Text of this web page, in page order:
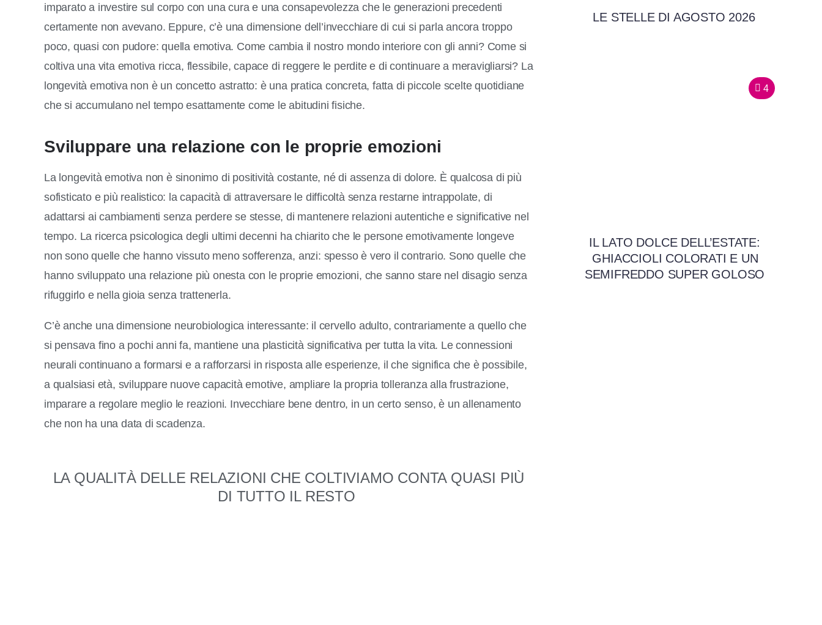
imparato a investire sul corpo con una cura e una consapevolezza che le generazioni precedenti
certamente non avevano. Eppure, c’è una dimensione dell’invecchiare di cui si parla ancora troppo
poco, quasi con pudore: quella emotiva. Come cambia il nostro mondo interiore con gli anni? Come si
coltiva una vita emotiva ricca, flessibile, capace di reggere le perdite e di continuare a meravigliarsi? La
longevità emotiva non è un concetto astratto: è una pratica concreta, fatta di piccole scelte quotidiane
che si accumulano nel tempo esattamente come le abitudini fisiche.
Sviluppare una relazione con le proprie emozioni
La longevità emotiva non è sinonimo di positività costante, né di assenza di dolore. È qualcosa di più
sofisticato e più realistico: la capacità di attraversare le difficoltà senza restarne intrappolate, di
adattarsi ai cambiamenti senza perdere se stesse, di mantenere relazioni autentiche e significative nel
tempo. La ricerca psicologica degli ultimi decenni ha chiarito che le persone emotivamente longeve
non sono quelle che hanno vissuto meno sofferenza, anzi: spesso è vero il contrario. Sono quelle che
hanno sviluppato una relazione più onesta con le proprie emozioni, che sanno stare nel disagio senza
rifuggirlo e nella gioia senza trattenerla.
C’è anche una dimensione neurobiologica interessante: il cervello adulto, contrariamente a quello che
si pensava fino a pochi anni fa, mantiene una plasticità significativa per tutta la vita. Le connessioni
neurali continuano a formarsi e a rafforzarsi in risposta alle esperienze, il che significa che è possibile,
a qualsiasi età, sviluppare nuove capacità emotive, ampliare la propria tolleranza alla frustrazione,
imparare a regolare meglio le reazioni. Invecchiare bene dentro, in un certo senso, è un allenamento
che non ha una data di scadenza.
LA QUALITÀ DELLE RELAZIONI CHE COLTIVIAMO CONTA QUASI PIÙ
DI TUTTO IL RESTO
LE STELLE DI AGOSTO 2026
IL LATO DOLCE DELL’ESTATE:
GHIACCIOLI COLORATI E UN
SEMIFREDDO SUPER GOLOSO
4